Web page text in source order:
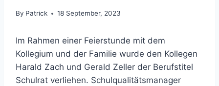
By Patrick 18 September, 2023
Im Rahmen einer Feierstunde mit dem
Kollegium und der Familie wurde den Kollegen
Harald Zach und Gerald Zeller der Berufstitel
Schulrat verliehen. Schulqualitätsmanager